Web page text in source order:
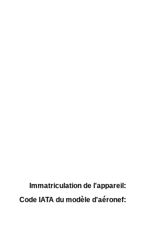
Immatriculation de l'appareil:
Code IATA du modèle d'aéronef: